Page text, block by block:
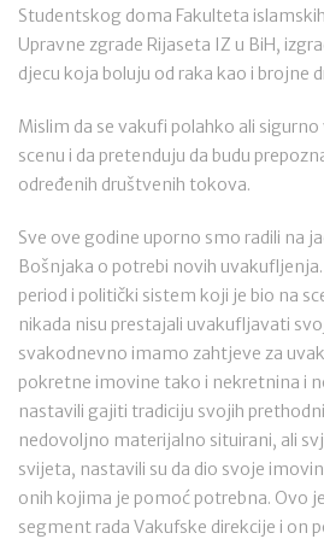
Studentskog doma Fakulteta
Upravne zgrade Rijaseta IZ u BiH,
djecu koja boluju od raka kao i brojne
Mislim da se vakufi polahko ali
scenu i da pretenduju da budu
određenih društvenih tokova.
Sve ove godine uporno smo radili na
Bošnjaka o potrebi novih
period i politički sistem koji je bio na
nikada nisu prestajali uvakufljavati
svakodnevno imamo zahtjeve za
pokretne imovine tako i nekretnina i
nastavili gajiti tradiciju svojih
nedovoljno materijalno situirani, ali
svijeta, nastavili su da dio svoje
onih kojima je pomoć potrebna. Ovo
segment rada Vakufske direkcije i on